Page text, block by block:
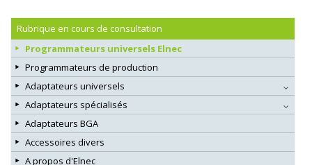
Rubrique en cours de consultation
Programmateurs universels Elnec
Programmateurs de production
Adaptateurs universels
Adaptateurs spécialisés
Adaptateurs BGA
Accessoires divers
A propos d'Elnec